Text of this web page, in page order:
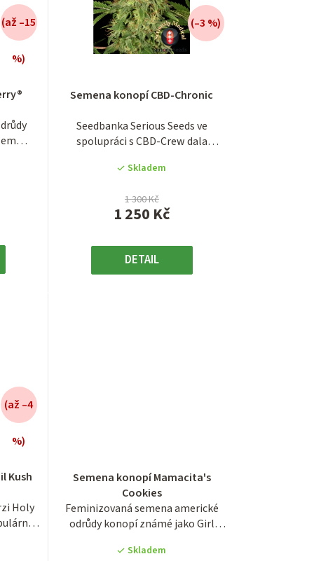
o
(až –15
%)
Semena konopí CBD-Chronic
Seedbanka Serious Seeds ve
spolupráci s CBD-Crew dala
Skladem
1 250 Kč
1 300 Kč
(–3 %)
DETAIL
Kush
Holy
(až –4
%)
Semena konopí Mamacita's
Cookies
Feminizovaná semena americké
odrůdy konopí známé jako Girl
Skladem
produktu
je
3,8
z
hvězdiček.